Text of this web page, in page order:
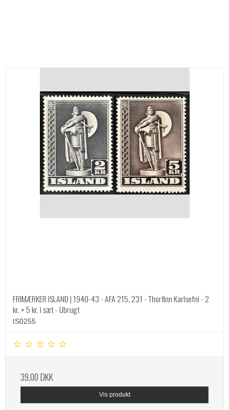
FRIMÆRKER ISLAND | 1940-43 - AFA 215, 231 - Thorfinn Karlsefni - 2
kr. + 5 kr. i sæt - Ubrugt
IS0255
39,00 DKK
Vis produkt